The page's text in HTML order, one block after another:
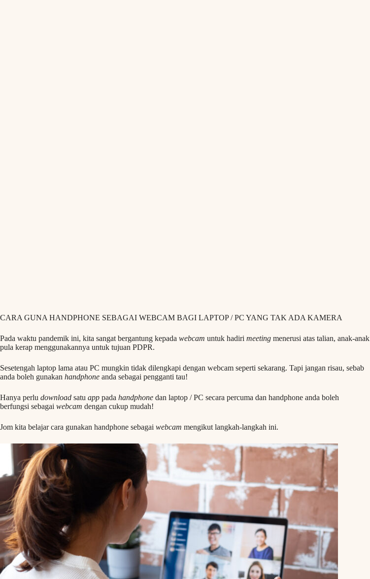
CARA GUNA HANDPHONE SEBAGAI WEBCAM BAGI LAPTOP / PC YANG TAK ADA KAMERA
Pada waktu pandemik ini, kita sangat bergantung kepada webcam untuk hadiri meeting menerusi atas talian, anak-anak
pula kerap menggunakannya untuk tujuan PDPR.
Sesetengah laptop lama atau PC mungkin tidak dilengkapi dengan webcam seperti sekarang. Tapi jangan risau, sebab
anda boleh gunakan handphone anda sebagai pengganti tau!
Hanya perlu download satu app pada handphone dan laptop / PC secara percuma dan handphone anda boleh
berfungsi sebagai webcam dengan cukup mudah!
Jom kita belajar cara gunakan handphone sebagai webcam mengikut langkah-langkah ini.